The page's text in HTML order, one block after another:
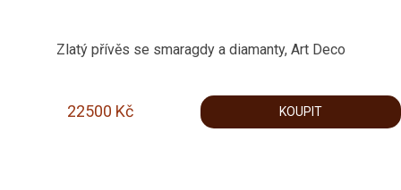
Zlatý přívěs se smaragdy a diamanty, Art Deco
22500 Kč KOUPIT